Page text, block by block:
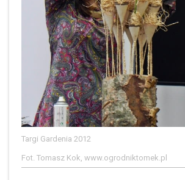
Targi Gardenia 2012
Fot. Tomasz Kok, www.ogrodniktomek.pl